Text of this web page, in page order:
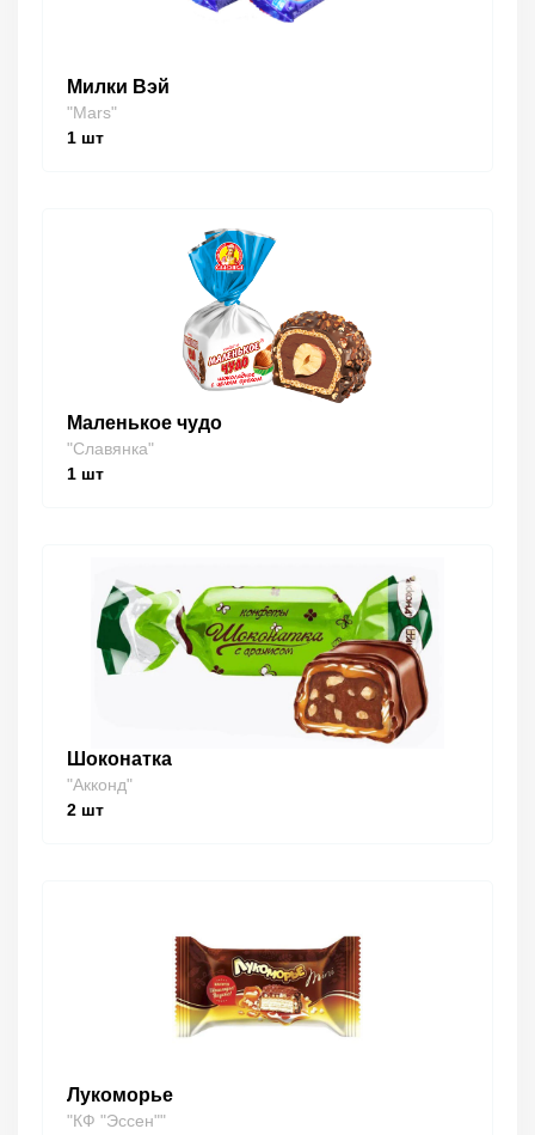
Милки Вэй
"Mars"
1 шт
Маленькое чудо
"Славянка"
1 шт
Шоконатка
"Акконд"
2 шт
Лукоморье
"КФ "Эссен""